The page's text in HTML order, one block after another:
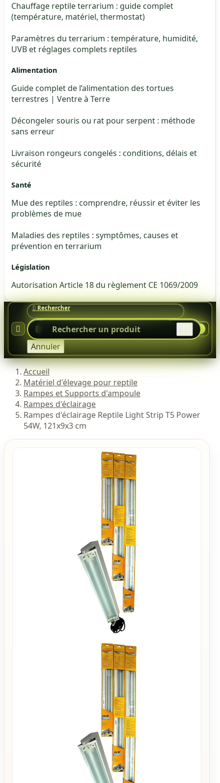
Chauffage reptile terrarium : guide complet
(température, matériel, thermostat)
Paramètres du terrarium : température, humidité,
UVB et réglages complets reptiles
Alimentation
Guide complet de l’alimentation des tortues
terrestres | Ventre à Terre
Décongeler souris ou rat pour serpent : méthode
sans erreur
Livraison rongeurs congelés : conditions, délais et
sécurité
Santé
Mue des reptiles : comprendre, réussir et éviter les
problèmes de mue
Maladies des reptiles : symptômes, causes et
prévention en terrarium
Législation
Autorisation Article 18 du règlement CE 1069/2009



Annuler

Accueil
Matériel d'élevage pour reptile
Rampes et Supports d'ampoule
Rampes d'éclairage
Rampes d'éclairage Reptile Light Strip T5 Power
54W, 121x9x3 cm